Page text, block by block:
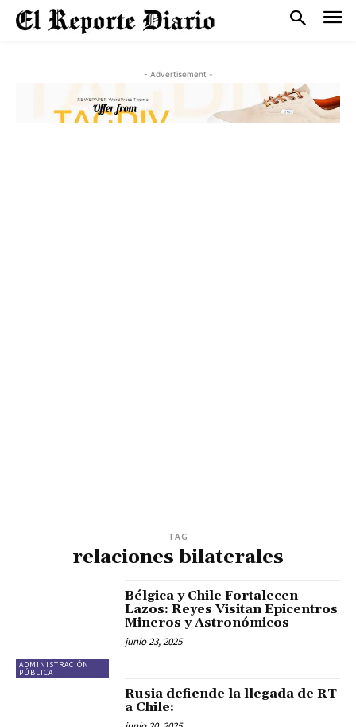
- Advertisement -
TAG
relaciones bilaterales
ADMINISTRACIÓN
PÚBLICA
Bélgica y Chile Fortalecen
Lazos: Reyes Visitan Epicentros
Mineros y Astronómicos
junio 23, 2025
Rusia defiende la llegada de RT
a Chile: